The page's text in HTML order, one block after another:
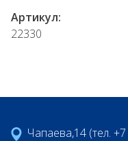
Артикул:
22330
Чапаева,14 (тел.